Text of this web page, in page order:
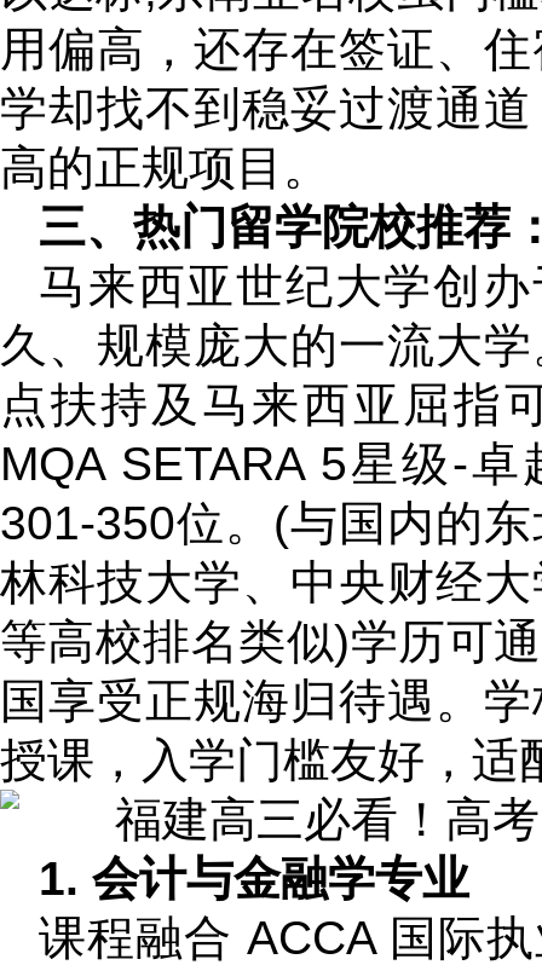
用偏高，还存在签证、
学却找不到稳妥过渡通
高的正规项目。
三、热门留学院校推荐
马来西亚世纪大学创
久、规模庞大的一流大
点扶持及马来西亚屈指
MQA SETARA 5星级-
301-350位。(与国内的
林科技大学、中央财经
等高校排名类似)学历可
国享受正规海归待遇。
授课，入学门槛友好，适
1. 会计与金融学专业
课程融合 ACCA 国际